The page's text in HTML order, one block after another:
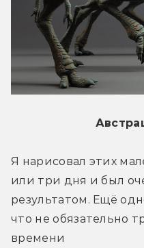
Я нарисовал этих
или три дня и был
результатом. Ещё
что не обязательно
времени